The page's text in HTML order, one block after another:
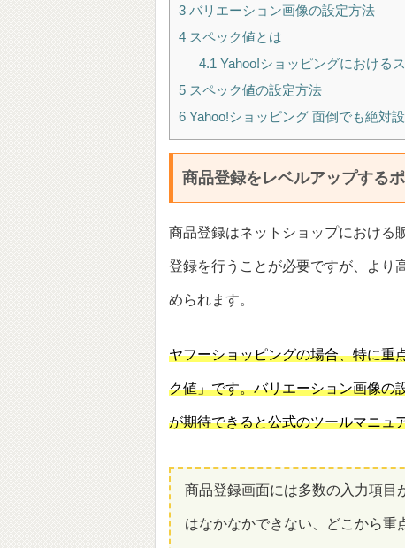
3 バリエーション画像の設定方法
4 スペック値とは
4.1 Yahoo!ショッピングにおける
5 スペック値の設定方法
6 Yahoo!ショッピング 面倒でも絶対
商品登録をレベルアップする
商品登録はネットショップにおける
登録を行うことが必要ですが、より
められます。
ヤフーショッピングの場合、特に重
ク値」です。バリエーション画像の
が期待できると公式のツールマニュ
商品登録画面には多数の入力項目
はなかなかできない、どこから重